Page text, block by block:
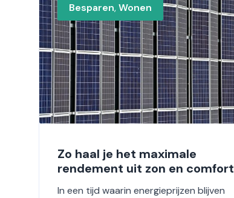
Besparen,Wonen
Zo haal je het maximale
rendement uit zon en comfort
In een tijd waarin energieprijzen blijven